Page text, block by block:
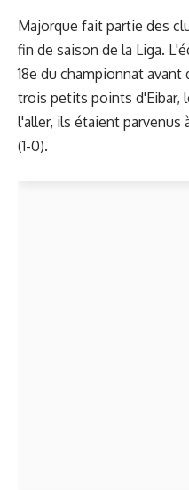
Majorque fait partie des
fin de saison de la Liga.
18e du championnat avant
trois petits points d'Eibar,
l'aller, ils étaient parvenus
(1-0).